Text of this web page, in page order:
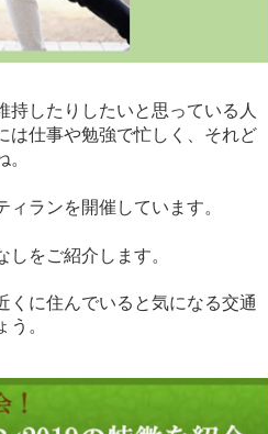
したりしたいと思っている人
は仕事や勉強で忙しく、それど
ランを開催しています。
をご紹介します。
くに住んでいると気になる交通
。